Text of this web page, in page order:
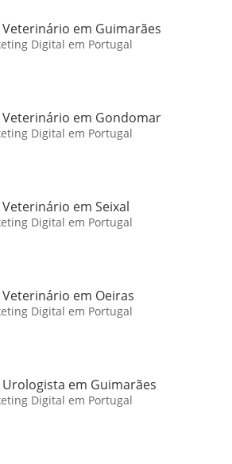
Veterinário em Guimarães
Digital em Portugal
Veterinário em Gondomar
Digital em Portugal
em Seixal
Digital em Portugal
em Oeiras
Digital em Portugal
em Guimarães
Digital em Portugal